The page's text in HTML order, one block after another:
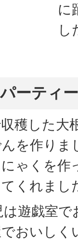
に
し
ーティ
穫した大
を作り
ゃくを作
くれまし
遊戯室
おいしく